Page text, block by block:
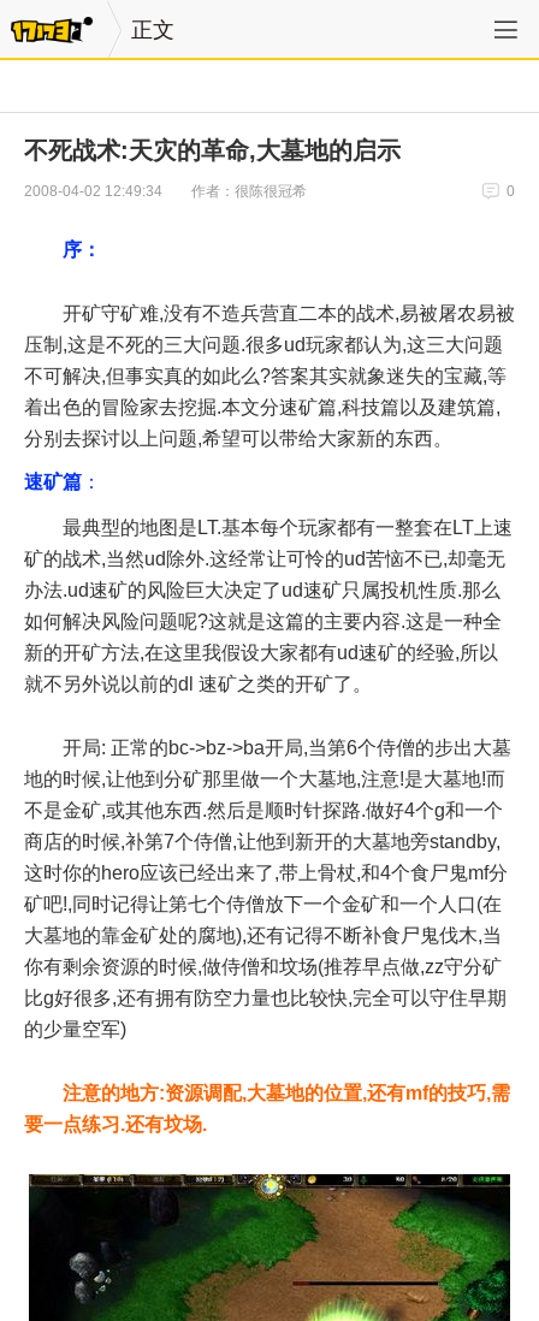
正文
不死战术:天灾的革命,大墓地的启示
2008-04-02 12:49:34 作者：很陈很冠希 0
序：
开矿守矿难,没有不造兵营直二本的战术,易被屠农易被
压制,这是不死的三大问题.很多ud玩家都认为,这三大问题
不可解决,但事实真的如此么?答案其实就象迷失的宝藏,等
着出色的冒险家去挖掘.本文分速矿篇,科技篇以及建筑篇,
分别去探讨以上问题,希望可以带给大家新的东西。
速矿篇 ：
最典型的地图是LT.基本每个玩家都有一整套在LT上速
矿的战术,当然ud除外.这经常让可怜的ud苦恼不已,却毫无
办法.ud速矿的风险巨大决定了ud速矿只属投机性质.那么
如何解决风险问题呢?这就是这篇的主要内容.这是一种全
新的开矿方法,在这里我假设大家都有ud速矿的经验,所以
就不另外说以前的dl 速矿之类的开矿了。
开局: 正常的bc->bz->ba开局,当第6个侍僧的步出大墓
地的时候,让他到分矿那里做一个大墓地,注意!是大墓地!而
不是金矿,或其他东西.然后是顺时针探路.做好4个g和一个
商店的时候,补第7个侍僧,让他到新开的大墓地旁standby,
这时你的hero应该已经出来了,带上骨杖,和4个食尸鬼mf分
矿吧!,同时记得让第七个侍僧放下一个金矿和一个人口(在
大墓地的靠金矿处的腐地),还有记得不断补食尸鬼伐木,当
你有剩余资源的时候,做侍僧和坟场(推荐早点做,zz守分矿
比g好很多,还有拥有防空力量也比较快,完全可以守住早期
的少量空军)
注意的地方:资源调配,大墓地的位置,还有mf的技巧,需
要一点练习.还有坟场.